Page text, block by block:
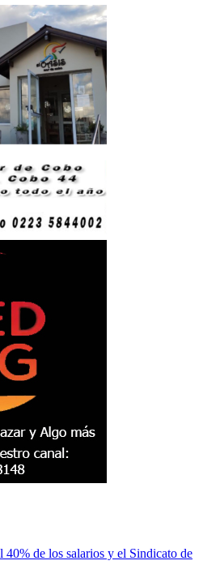
40% de los salarios y el Sindicato de